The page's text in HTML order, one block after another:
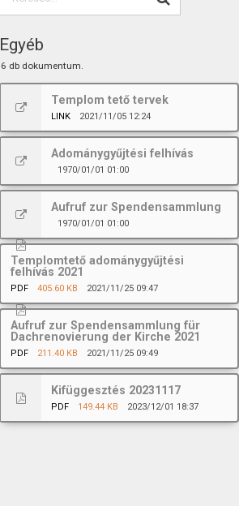
Egyéb
6 db dokumentum.
Templom tető tervek
LINK 2021/11/05 12:24
Adománygyűjtési felhívás
1970/01/01 01:00
Aufruf zur Spendensammlung
1970/01/01 01:00
Templomtető adománygyűjtési
felhívás 2021
PDF 405.60 KB 2021/11/25 09:47
Aufruf zur Spendensammlung für
Dachrenovierung der Kirche 2021
PDF 211.40 KB 2021/11/25 09:49
Kifüggesztés 20231117
PDF 149.44 KB 2023/12/01 18:37